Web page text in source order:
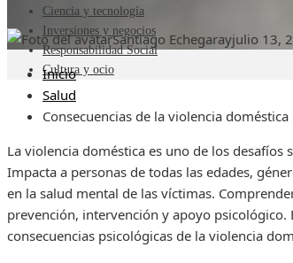
Ciencia y tecnología
Inversiones y negocios
Responsabilidad Social
Cultura y ocio
Santiago Echegarayjulio 13,
Inicio
Salud
Consecuencias de la violencia
La violencia doméstica es uno de los
Impacta a personas de todas las edades,
en la salud mental de las víctimas.
prevención, intervención y apoyo psicológico.
consecuencias psicológicas de la violencia